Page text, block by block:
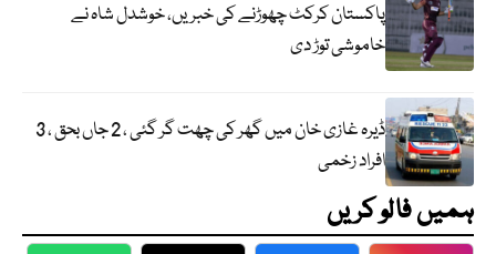
پاکستان کرکٹ چھوڑنے کی خبریں، خوشدل شاہ نے
خاموشی توڑ دی
ڈیرہ غازی خان میں گھر کی چھت گر گئی ، 2 جاں بحق ، 3
افراد زخمی
ہمیں فالو کریں